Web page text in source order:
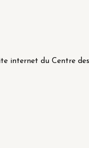
internet du Centre